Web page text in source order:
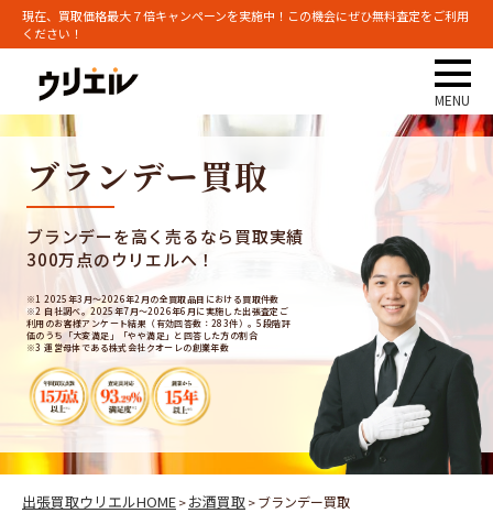
現在、買取価格最大７倍キャンペーンを実施中！この機会にぜひ無料査定をご利用
ください！
ブランデー買取
ブランデーを高く売るなら買取実績
300万点のウリエルへ！
※1 2025年3月～2026年2月の全買取品目における買取件数
※2 自社調べ。2025年7月～2026年6月に実施した出張査定ご
利用のお客様アンケート結果（有効回答数：283件）。5段階評
価のうち「大変満足」「やや満足」と回答した方の割合
※3 運営母体である株式会社クオーレの創業年数
出張買取ウリエルHOME>お酒買取>ブランデー買取